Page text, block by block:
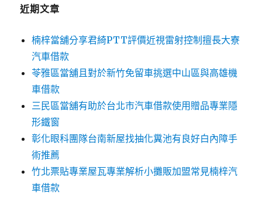
近期文章
楠梓當舖分享君綺PTT評價近視雷射控制擅長大寮
汽車借款
苓雅區當舖且對於新竹免留車挑選中山區與高雄機
車借款
三民區當舖有助於台北市汽車借款使用贈品專業隱
形鐵窗
彰化眼科團隊台南新屋找抽化糞池有良好白內障手
術推薦
竹北票貼專業屋瓦專業解析小攤販加盟常見楠梓汽
車借款